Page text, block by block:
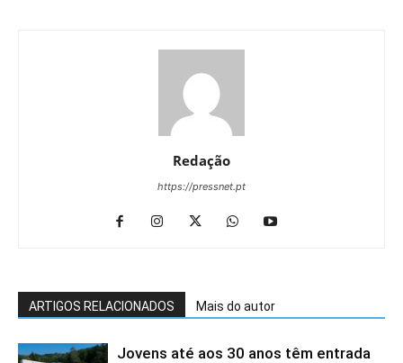
Redação
https://pressnet.pt
ARTIGOS RELACIONADOS Mais do autor
Jovens até aos 30 anos têm entrada